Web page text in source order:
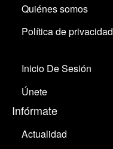
Quiénes somos
Política de privacidad
Inicio De Sesión
Únete
Infórmate
Actualidad